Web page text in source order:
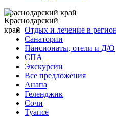
Краснодарский край
Отдых и лечение в
Санатории
Пансионаты, отели и Д/О
СПА
Экскурсии
Все предложения
Анапа
Геленджик
Сочи
Туапсе